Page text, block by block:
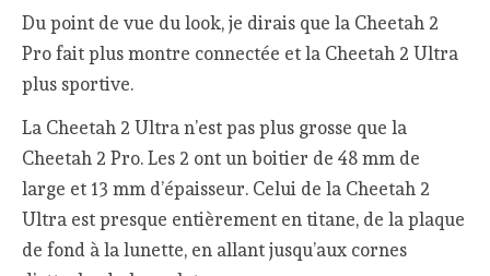
Du point de vue du look, je dirais que la Cheetah 2
Pro fait plus montre connectée et la Cheetah 2 Ultra
plus sportive.
La Cheetah 2 Ultra n’est pas plus grosse que la
Cheetah 2 Pro. Les 2 ont un boitier de 48 mm de
large et 13 mm d’épaisseur. Celui de la Cheetah 2
Ultra est presque entièrement en titane, de la plaque
de fond à la lunette, en allant jusqu’aux cornes